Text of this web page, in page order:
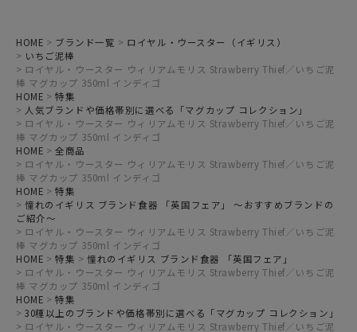
HOME ブランド一覧
ロイヤル・ウースター（イギリス）
いちご泥棒
ロイヤル・ウースター ウィリアムモリス Strawberry Thief／いちご泥
棒 マグカップ 350ml インディゴ
HOME
特集
人気ブランドや価格帯別に選べる「マグカップ コレクション」
ロイヤル・ウースター ウィリアムモリス Strawberry Thief／いちご泥
棒 マグカップ 350ml インディゴ
HOME
全商品
ロイヤル・ウースター ウィリアムモリス Strawberry Thief／いちご泥
棒 マグカップ 350ml インディゴ
HOME
特集
憧れのイギリス ブランド食器 「英国フェア」 ～おすすめブランドの
ご紹介～
ロイヤル・ウースター ウィリアムモリス Strawberry Thief／いちご泥
棒 マグカップ 350ml インディゴ
HOME
特集
憧れのイギリス ブランド食器 「英国フェア」
ロイヤル・ウースター ウィリアムモリス Strawberry Thief／いちご泥
棒 マグカップ 350ml インディゴ
HOME
特集
30種以上のブランドや価格帯別に選べる「マグカップ コレクション」
ロイヤル・ウースター ウィリアムモリス Strawberry Thief／いちご泥